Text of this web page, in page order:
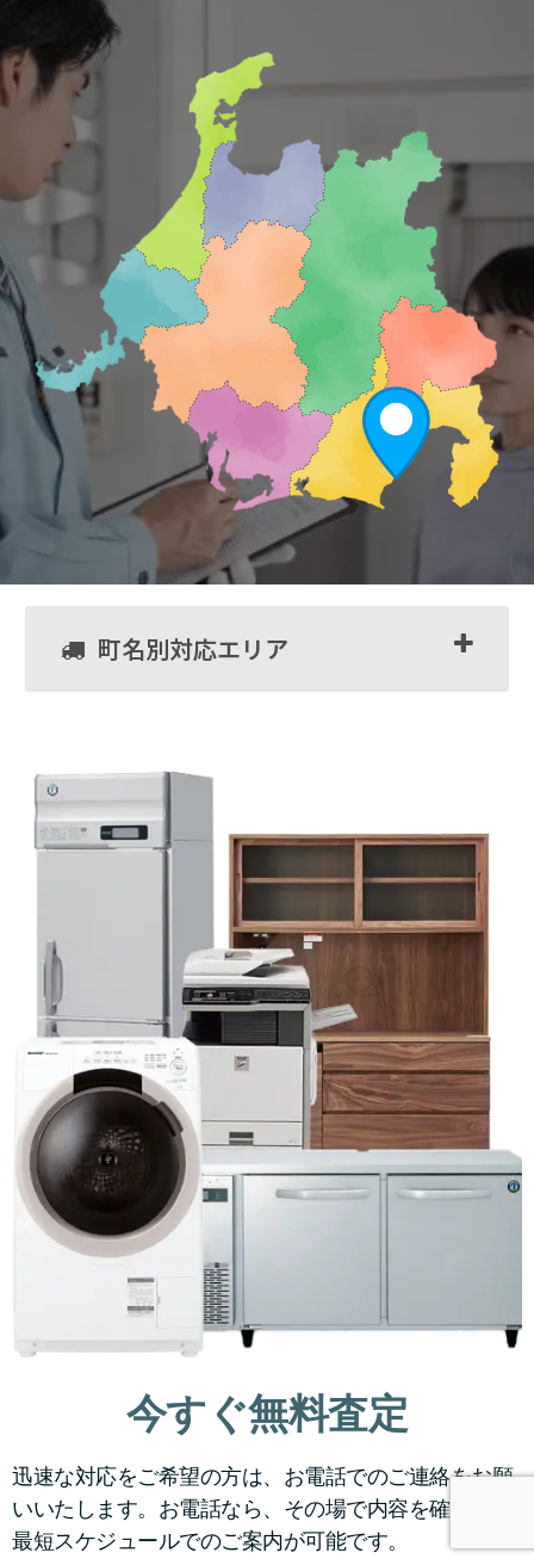
町名別対応エリア
今すぐ無料査定
迅速な対応をご希望の方は、お電話でのご連絡をお願
いいたします。お電話なら、その場で内容を確認し、
最短スケジュールでのご案内が可能です。